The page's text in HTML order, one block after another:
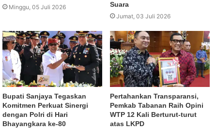
Minggu, 05 Juli 2026
Suara
Jumat, 03 Juli 2026
Bupati Sanjaya Tegaskan
Komitmen Perkuat Sinergi
dengan Polri di Hari
Bhayangkara ke-80
Pertahankan Transparansi,
Pemkab Tabanan Raih Opini
WTP 12 Kali Berturut-turut
atas LKPD